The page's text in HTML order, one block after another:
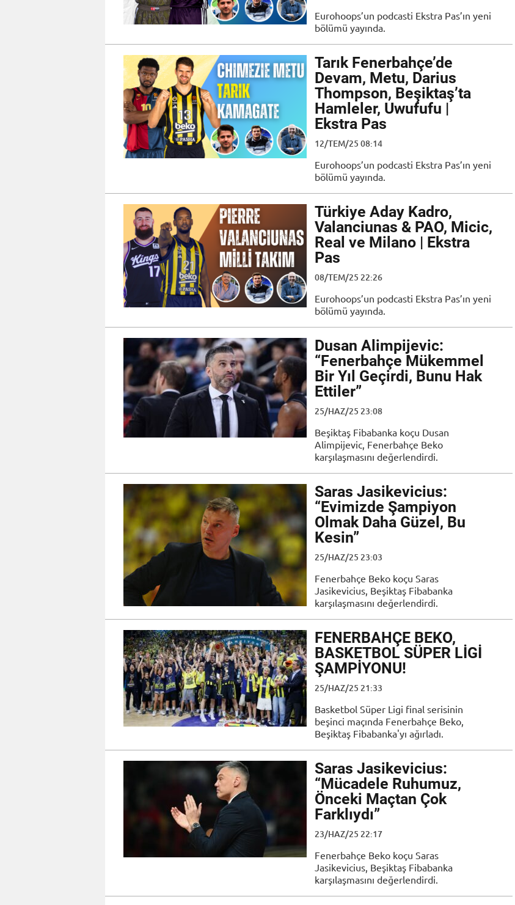
Eurohoops’un podcasti Ekstra Pas’ın yeni
bölümü yayında.
Tarık Fenerbahçe’de
Devam, Metu, Darius
Thompson, Beşiktaş’ta
Hamleler, Uwufufu |
Ekstra Pas
12/TEM/25 08:14
Eurohoops’un podcasti Ekstra Pas’ın yeni
bölümü yayında.
Türkiye Aday Kadro,
Valanciunas & PAO, Micic,
Real ve Milano | Ekstra
Pas
08/TEM/25 22:26
Eurohoops’un podcasti Ekstra Pas’ın yeni
bölümü yayında.
Dusan Alimpijevic:
“Fenerbahçe Mükemmel
Bir Yıl Geçirdi, Bunu Hak
Ettiler”
25/HAZ/25 23:08
Beşiktaş Fibabanka koçu Dusan
Alimpijevic, Fenerbahçe Beko
karşılaşmasını değerlendirdi.
Saras Jasikevicius:
“Evimizde Şampiyon
Olmak Daha Güzel, Bu
Kesin”
25/HAZ/25 23:03
Fenerbahçe Beko koçu Saras
Jasikevicius, Beşiktaş Fibabanka
karşılaşmasını değerlendirdi.
FENERBAHÇE BEKO,
BASKETBOL SÜPER LİGİ
ŞAMPİYONU!
25/HAZ/25 21:33
Basketbol Süper Ligi final serisinin
beşinci maçında Fenerbahçe Beko,
Beşiktaş Fibabanka'yı ağırladı.
Saras Jasikevicius:
“Mücadele Ruhumuz,
Önceki Maçtan Çok
Farklıydı”
23/HAZ/25 22:17
Fenerbahçe Beko koçu Saras
Jasikevicius, Beşiktaş Fibabanka
karşılaşmasını değerlendirdi.